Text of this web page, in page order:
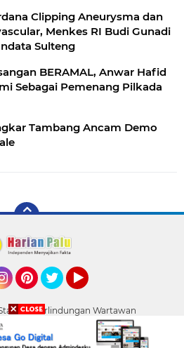
Clipping Aneurysma dan
Menkes RI Budi Gunadi
Sulteng
BERAMAL, Anwar Hafid
Sebagai Pemenang Pilkada
Tambang Ancam Demo
Perlindungan Wartawan
Kami Pedoman Media Siber